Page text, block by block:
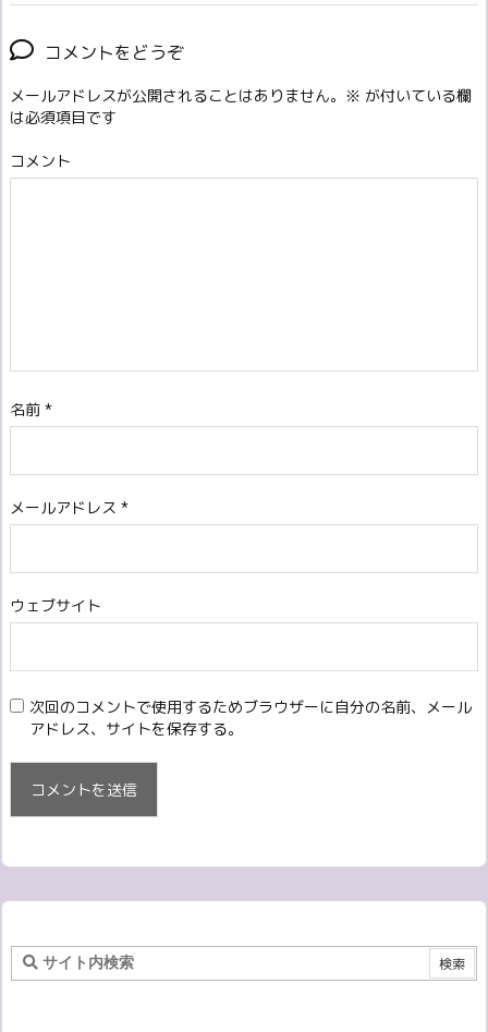
コメントをどうぞ
メールアドレスが公開されることはありません。 ※ が付いている欄
は必須項目です
コメント
名前 *
メールアドレス *
ウェブサイト
次回のコメントで使用するためブラウザーに自分の名前、メール
アドレス、サイトを保存する。